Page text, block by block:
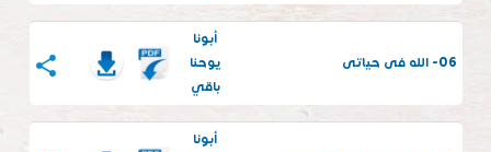
أبونا
يوحنا
باقي
أبونا